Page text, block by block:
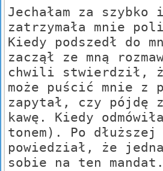
Jechałam za szybko i
zatrzymała mnie
Kiedy podszedł do
zaczął ze mną
chwili stwierdził,
może puścić mnie z
zapytał, czy pójdę
kawę. Kiedy
tonem). Po dłuższej
powiedział, że
sobie na ten mandat.